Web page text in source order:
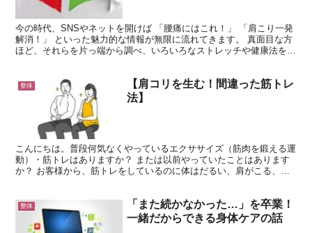
今の時代、SNSやネットを開けば 「腰痛にはこれ！」 「肩こり一発
解消！」 といった魅力的な情報が無限に流れてきます。 真面目な方
ほど、それらを片っ端から調べ、いろいろなストレッチや健康法を試
整体
【肩コリを生む！間違った筋トレ
法】
こんにちは。普段何気なくやっているエクササイズ（筋肉を鍛える運
動）・筋トレはありますか？ または以前やっていたことはあります
か？ お客様から、筋トレをしているのに体はだるい、肩がこる、寝
整体
「また続かなかった…」を卒業！
一緒だからできる身体ケアの話